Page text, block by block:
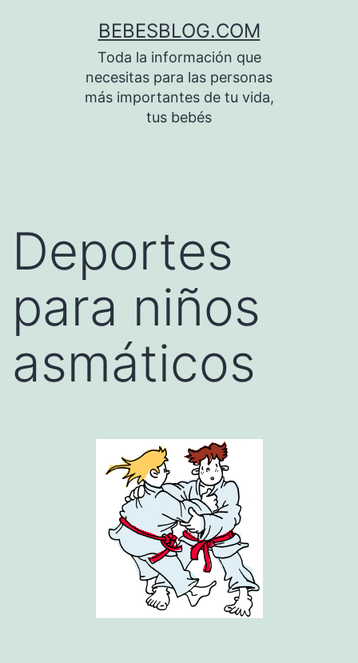
BEBESBLOG.COM
Toda la información que
necesitas para las personas
más importantes de tu vida,
tus bebés
Deportes
para niños
asmáticos